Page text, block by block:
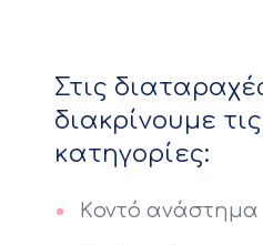
Στις
διακρίνουμε
κατηγορίες:
Kοντό ανάστημα